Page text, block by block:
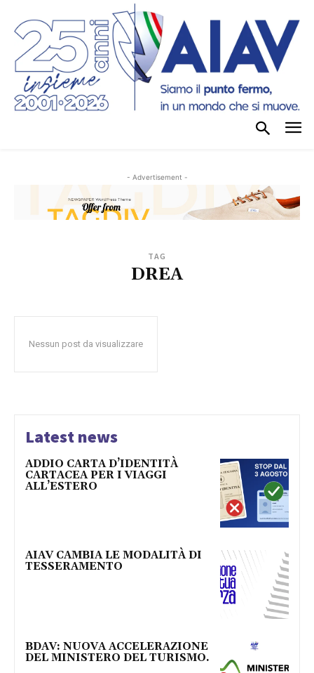
- Advertisement -
TAG
DREA
Nessun post da visualizzare
Latest news
ADDIO CARTA D’IDENTITÀ
CARTACEA PER I VIAGGI
ALL’ESTERO
AIAV CAMBIA LE MODALITÀ DI
TESSERAMENTO
BDAV: NUOVA ACCELERAZIONE
DEL MINISTERO DEL TURISMO.